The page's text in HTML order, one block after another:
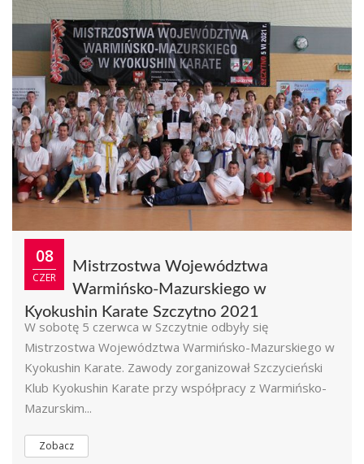
08
CZER
Mistrzostwa Województwa
Warmińsko-Mazurskiego w
Kyokushin Karate Szczytno 2021
W sobotę 5 czerwca w Szczytnie odbyły się
Mistrzostwa Województwa Warmińsko-Mazurskiego w
Kyokushin Karate. Zawody zorganizował Szczycieński
Klub Kyokushin Karate przy współpracy z Warmińsko-
Mazurskim...
Zobacz